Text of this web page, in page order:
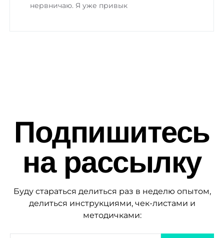
нервничаю. Я уже привык
Подпишитесь
на рассылку
Буду стараться делиться раз в неделю опытом,
делиться инструкциями, чек-листами и
методичками: